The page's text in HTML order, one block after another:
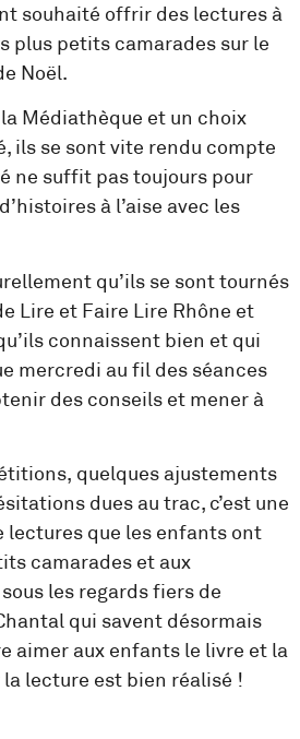
souhaité offrir des lectures à
plus petits camarades sur le
Noël.
Médiathèque et un choix
ils se sont vite rendu compte
ne suffit pas toujours pour
à l’aise avec les
qu’ils se sont tournés
Lire et Faire Lire Rhône et
connaissent bien et qui
mercredi au fil des séances
des conseils et mener à
quelques ajustements
dues au trac, c’est une
lectures que les enfants ont
camarades et aux
les regards fiers de
qui savent désormais
aimer aux enfants le livre et la
lecture est bien réalisé !